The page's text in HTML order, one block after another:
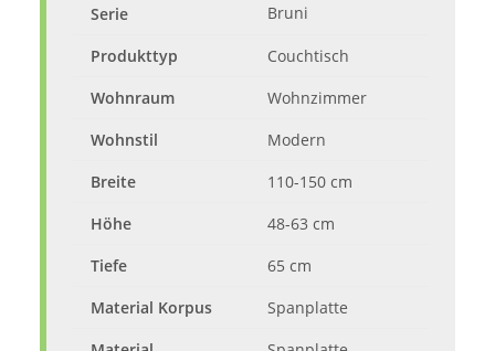
Serie Bruni
Produkttyp
Couchtisch
Wohnraum
Wohnzimmer
Wohnstil
Modern
Breite
110-150 cm
Höhe
48-63 cm
Tiefe
65 cm
Material Korpus
Spanplatte